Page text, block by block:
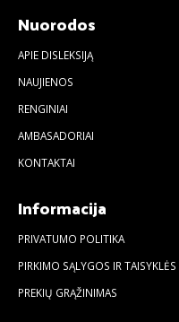
Nuorodos
APIE DISLEKSIJĄ
NAUJIENOS
RENGINIAI
AMBASADORIAI
KONTAKTAI
Informacija
PRIVATUMO POLITIKA
PIRKIMO SĄLYGOS IR TAISYKLĖS
PREKIŲ GRĄŽINIMAS